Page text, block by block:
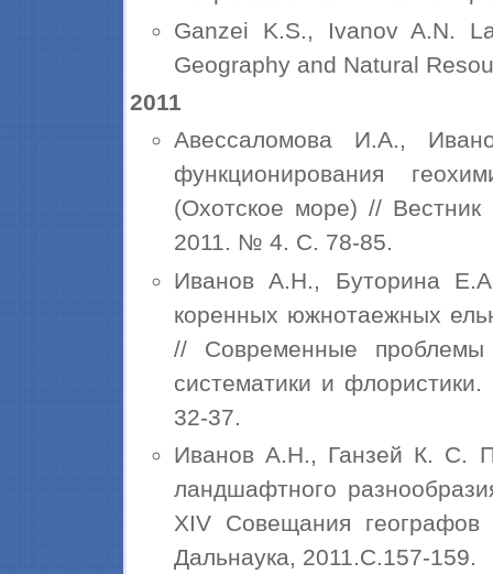
Ganzei K.S., Ivanov A.N.
Geography and Natural
2011
Авессаломова И.А.,
функционирования
(Охотское море) //
2011. № 4. С. 78-85.
Иванов А.Н., Буторина
коренных южнотаежных
// Современные проблемы
систематики и
32-37.
Иванов А.Н., Ганзей К. С.
ландшафтного
XIV Совещания
Дальнаука, 2011.С.157-159.